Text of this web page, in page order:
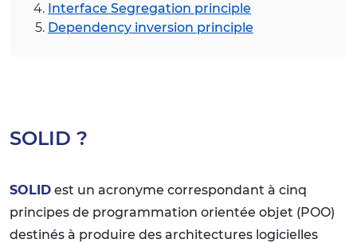
Interface Segregation principle
Dependency inversion principle
SOLID ?
SOLID est un acronyme correspondant à cinq
principes de programmation orientée objet (POO)
destinés à produire des architectures logicielles